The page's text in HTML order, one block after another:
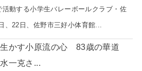
活動する小学生バレーボールクラブ・佐
、22日、佐野市三好小体育館...
生かす小原流の心 83歳の華道
一克さ...